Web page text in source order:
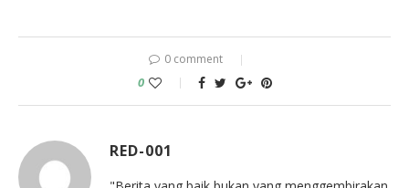
0 comment
0
RED-001